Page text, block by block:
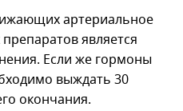
артериальное
является
Если же гормоны
выждать 30
окончания.